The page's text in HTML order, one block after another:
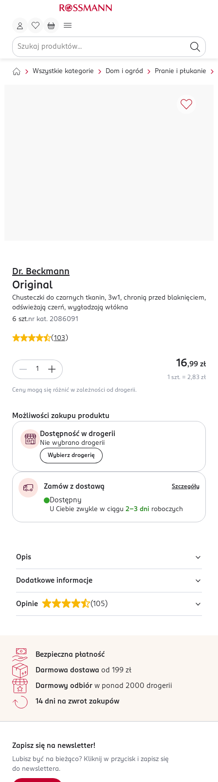
Wszystkie kategorie Dom i ogród Pranie i płukanie
(103 )
Dr. Beckmann
Original
Chusteczki do czarnych tkanin, 3w1, chronią przed blaknięciem,
odświeżają czerń, wygładzają włókna
6 szt.nr kat. 2086091
16,99 zł
1 szt. = 2,83 zł
Ceny mogą się różnić w zależności od drogerii.
Możliwości zakupu produktu
Dostępność w drogerii
Nie wybrano drogerii
Wybierz drogerię
Zamów z dostawą Szczegóły
Dostępny
U Ciebie zwykle w ciągu 2-3 dni roboczych
Opis
Chusteczki do czarnych tkanin Dr. Beckmann chronią
przed blaknięciem, wygładzają włókna i odświeżają
czerń.
intensywność koloru. Jednocześnie wygładzają i
pielęgnują włókna. Zapewniają skuteczne działanie już
w 20°C. Nie zawierają substancji zapachowych. Są
bezpieczne dla tkanin, a także pralki.
Opakowanie zawiera 6 chusteczek.
Dodatkowe informacje
PRZYGOTOWANIE I STOSOWANIE
Włóż pranie oraz odpowiednią ilość chusteczek
Po zakończonym praniu wyrzuć chusteczkę.
Dr. Beckmann Group Poland Sp. z o.o.
03-736 Warszawa
Kod EAN
4 008455 614717
Opinie (105 )
Wszystkie opinie są zweryfikowane zakupem.
4
0%
2
1
0%
Bezpieczna płatność
Darmowa dostawa od 199 zł
Darmowy odbiór w ponad 2000 drogerii
14 dni na zwrot zakupów
Zapisz się na newsletter!
Lubisz być na bieżąco? Kliknij w przycisk i zapisz się
do newslettera.